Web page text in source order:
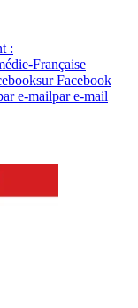
:
sur Facebook
par e-mail